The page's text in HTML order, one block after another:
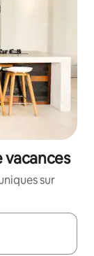
vacances
sur
vers le